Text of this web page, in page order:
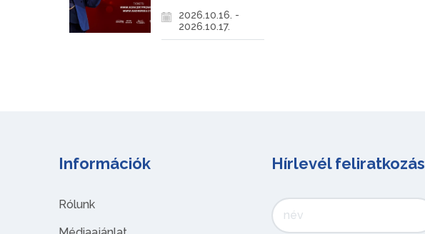
2026.10.16. -
2026.10.17.
Információk
Rólunk
Hírlevél feliratkozás